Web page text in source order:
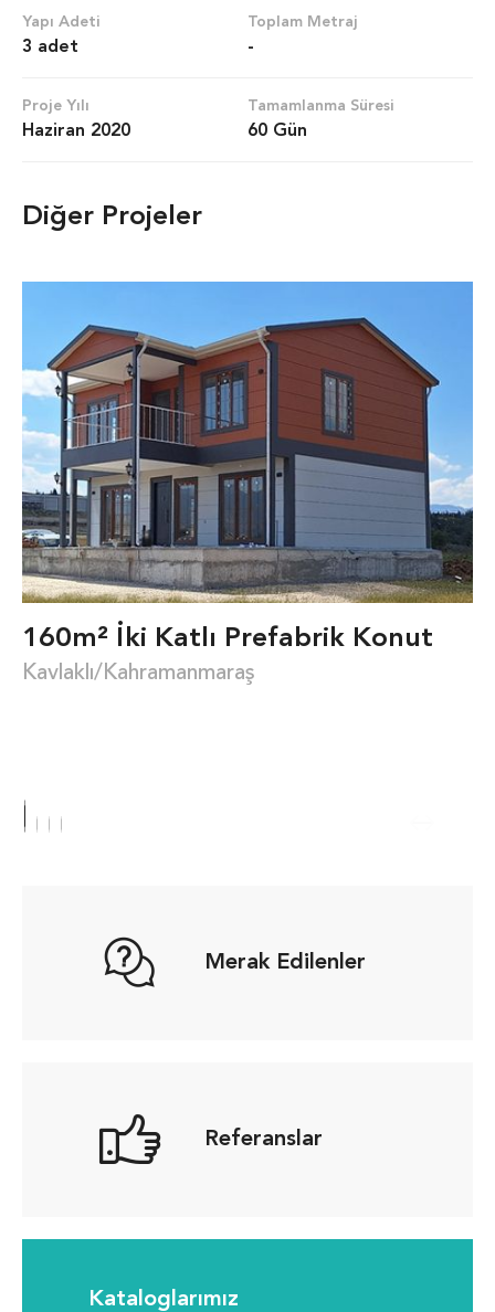
Yapı Adeti
3 adet
Toplam Metraj
-
Proje Yılı
Haziran 2020
Tamamlanma Süresi
60 Gün
Diğer Projeler
160m² İki Katlı Prefabrik Konut
Kavlaklı/Kahramanmaraş
Merak Edilenler
Referanslar
Kataloglarımız